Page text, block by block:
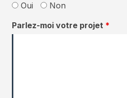
Oui
Non
Parlez-moi votre projet *